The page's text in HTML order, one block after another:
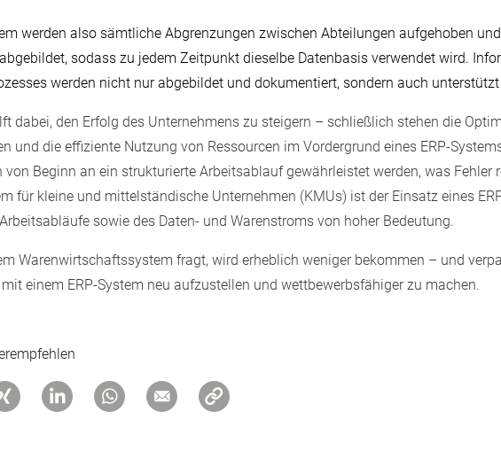
werden also sämtliche Abgrenzungen zwischen Abteilungen aufgehoben
sodass zu jedem Zeitpunkt dieselbe Datenbasis verwendet wird.
werden nicht nur abgebildet und dokumentiert, sondern auch
dabei, den Erfolg des Unternehmens zu steigern – schließlich stehen die
und die effiziente Nutzung von Ressourcen im Vordergrund eines ERP-
von Beginn an ein strukturierte Arbeitsablauf gewährleistet werden, was Fehler
für kleine und mittelständische Unternehmen (KMUs) ist der Einsatz eines
sowie des Daten- und Warenstroms von hoher Bedeutung.
Warenwirtschaftssystem fragt, wird erheblich weniger bekommen – und
einem ERP-System neu aufzustellen und wettbewerbsfähiger zu machen.